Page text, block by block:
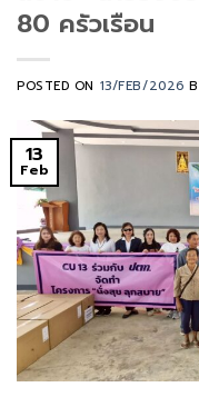
80 ครัวเรือน
POSTED ON 13/FEB/2026
13
Feb